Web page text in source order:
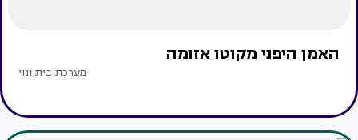
האמן היפני מקוטו אזומה
מערכת בית ונוי